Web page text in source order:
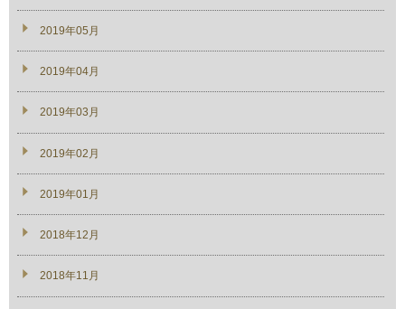
2019年05月
2019年04月
2019年03月
2019年02月
2019年01月
2018年12月
2018年11月